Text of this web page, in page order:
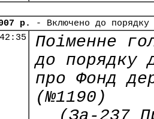
р.
- Включено до порядку
Поіменне
до порядку
про Фонд
(№1190)